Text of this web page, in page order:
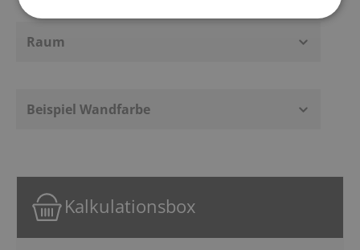
Raum
Beispiel Wandfarbe
Kalkulationsbox